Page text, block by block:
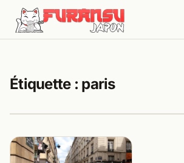
Aller au contenu
Étiquette : paris